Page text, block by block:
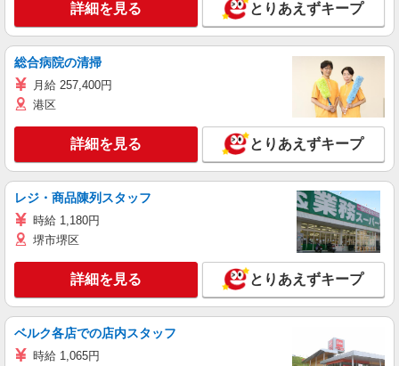
詳細を見る とりあえずキープ
総合病院の清掃
月給 257,400円
港区
詳細を見る とりあえずキープ
レジ・商品陳列スタッフ
時給 1,180円
堺市堺区
詳細を見る とりあえずキープ
ベルク各店での店内スタッフ
時給 1,065円